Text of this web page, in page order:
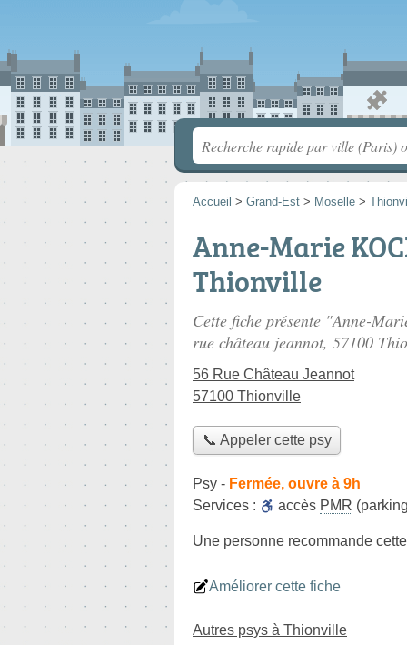
Accueil > Grand-Est > Moselle >
Anne-Marie
Thionville
Cette fiche présente "Anne-
rue château jeannot, 57100
56 Rue Château Jeannot
57100 Thionville
📞 Appeler cette psy
Psy - Fermée, ouvre à 9h
Services :
accès PMR
Une personne recommande
Améliorer cette fiche
Autres psys à Thionville